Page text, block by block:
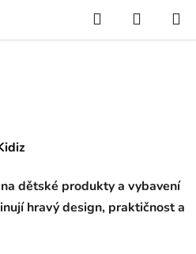
Hledat
KOŠÍK
dětské produkty a vybavení
hravý design, praktičnost a